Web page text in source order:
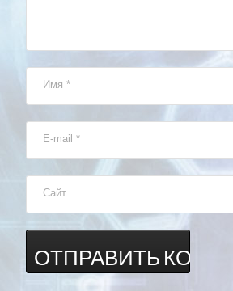
Имя *
E-mail *
Сайт